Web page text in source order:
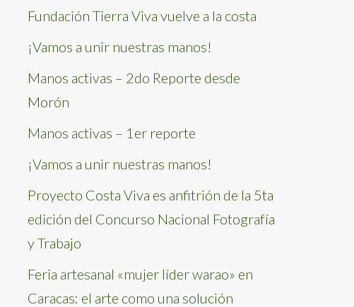
Fundación Tierra Viva vuelve a la costa
¡Vamos a unir nuestras manos!
Manos activas – 2do Reporte desde
Morón
Manos activas – 1er reporte
¡Vamos a unir nuestras manos!
Proyecto Costa Viva es anfitrión de la 5ta
edición del Concurso Nacional Fotografía
y Trabajo
Feria artesanal «mujer líder warao» en
Caracas: el arte como una solución